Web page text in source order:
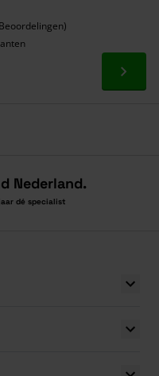
Ga
Nederland.
dé specialist